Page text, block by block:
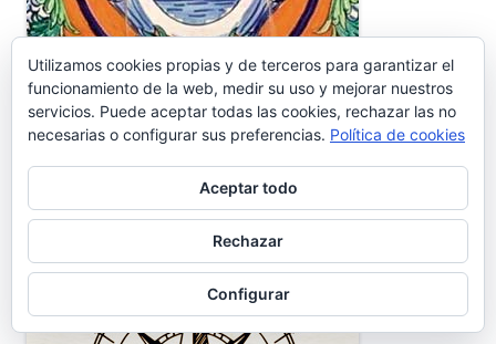
COORDENADAS CARTOGRÁFICAS
Utilizamos cookies propias y de terceros para garantizar el
funcionamiento de la web, medir su uso y mejorar nuestros
servicios. Puede aceptar todas las cookies, rechazar las no
necesarias o configurar sus preferencias. Política de cookies
Aceptar todo
Rechazar
Configurar